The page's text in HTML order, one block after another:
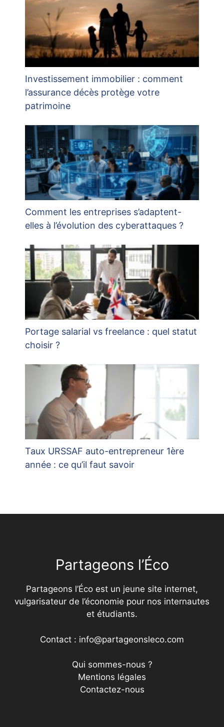
Investissement immobilier : comment
l’assurance décès protège votre
patrimoine
Comment les entreprises s’adaptent-
elles à l’évolution des cyberattaques ?
Portage salarial vs freelance : quel statut
choisir ?
Taux URSSAF auto-entrepreneur 1ère
année : ce qu’il faut savoir
Partageons l’Éco
Partageons l’Éco est un jeune site internet,
vulgarisateur de l’économie pour nos internautes
et étudiants.
Contact : info@partageonsleco.com
Qui sommes-nous ?
Mentions légales
Contactez-nous